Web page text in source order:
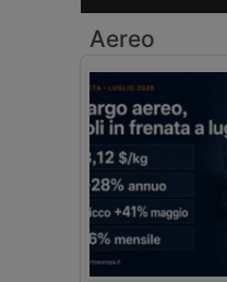
Aereo